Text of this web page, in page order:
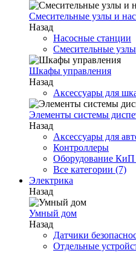
Смесительные узлы и
Назад
Насосные станции
Смесительные узлы
Шкафы управления
Назад
Аксессуары для
Элементы системы
Назад
Аксессуары для
Контроллеры
Оборудование
Все категории (7)
Электрика
Назад
Умный дом
Назад
Датчики
Отдельные